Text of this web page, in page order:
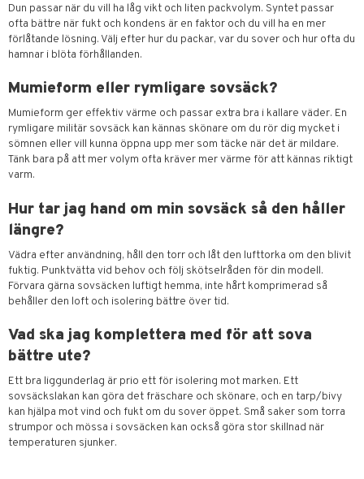
Dun passar när du vill ha låg vikt och liten packvolym. Syntet passar
ofta bättre när fukt och kondens är en faktor och du vill ha en mer
förlåtande lösning. Välj efter hur du packar, var du sover och hur ofta du
hamnar i blöta förhållanden.
Mumieform eller rymligare sovsäck?
Mumieform ger effektiv värme och passar extra bra i kallare väder. En
rymligare militär sovsäck kan kännas skönare om du rör dig mycket i
sömnen eller vill kunna öppna upp mer som täcke när det är mildare.
Tänk bara på att mer volym ofta kräver mer värme för att kännas riktigt
varm.
Hur tar jag hand om min sovsäck så den håller
längre?
Vädra efter användning, håll den torr och låt den lufttorka om den blivit
fuktig. Punktvätta vid behov och följ skötselråden för din modell.
Förvara gärna sovsäcken luftigt hemma, inte hårt komprimerad så
behåller den loft och isolering bättre över tid.
Vad ska jag komplettera med för att sova
bättre ute?
Ett bra liggunderlag är prio ett för isolering mot marken. Ett
sovsäckslakan kan göra det fräschare och skönare, och en tarp/bivy
kan hjälpa mot vind och fukt om du sover öppet. Små saker som torra
strumpor och mössa i sovsäcken kan också göra stor skillnad när
temperaturen sjunker.